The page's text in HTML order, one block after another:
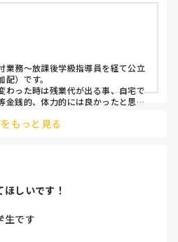
の職場は先輩の方皆さん優しく
働けてはいます。
と思う仕事を続けていていいのだ
ます。
、一旦保育を離れようかなとも思
る、という明確なものは何も無く
ません。
月程しか経っていないし、
ってはいますが、日々、やっぱり
さんはどうしてますか？
業務〜放課後学級指導員を経て公立
）です。
わった時は残業代が出る事、自宅で
金銭的、体力的には良かったと思い
ますが
多いのであれば少し様子を見ても
もっと見る
しいです！
生です